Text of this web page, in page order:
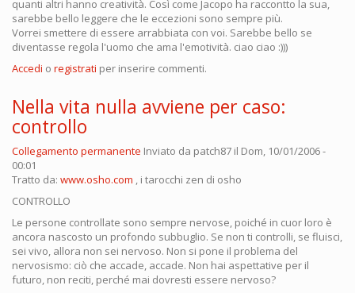
quanti altri hanno creatività. Così come Jacopo ha raccontto la sua,
sarebbe bello leggere che le eccezioni sono sempre più.
Vorrei smettere di essere arrabbiata con voi. Sarebbe bello se
diventasse regola l'uomo che ama l'emotività. ciao ciao :)))
Accedi o registrati per inserire commenti.
Nella vita nulla avviene per caso:
controllo
Collegamento permanente Inviato da patch87 il Dom, 10/01/2006 -
00:01
Tratto da: www.osho.com , i tarocchi zen di osho
CONTROLLO
Le persone controllate sono sempre nervose, poiché in cuor loro è
ancora nascosto un profondo subbuglio. Se non ti controlli, se fluisci,
sei vivo, allora non sei nervoso. Non si pone il problema del
nervosismo: ciò che accade, accade. Non hai aspettative per il
futuro, non reciti, perché mai dovresti essere nervoso?